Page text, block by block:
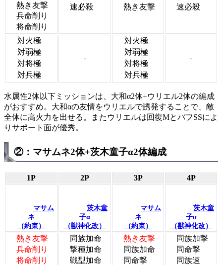
熱き友撃
兵命削り
将命削り
速必殺 熱き友撃 速必殺
対火極
対弱極
対将極
対兵極
-
対火極
対弱極
対将極
対兵極
-
水属性2体以下ミッションは、大和α2体+ウリエル2体の編成
がおすすめ。大和αの友情をウリエルで誘発することで、敵
全体に高火力を出せる。またウリエルは回復MとバフSSによ
りサポート面が優秀。
②：マサムネ2体+茨木童子α2体編成
1P 2P 3P 4P
マサム
ネ
（約束）
茨木童
子α
（獣神化改）
マサム
ネ
（約束）
茨木童
子α
（獣神化改）
熱き友撃
兵命削り
将命削り
同族加命
撃種加命
戦型加命
熱き友撃
同族加命
同命撃
同族加撃
同命撃
同族速